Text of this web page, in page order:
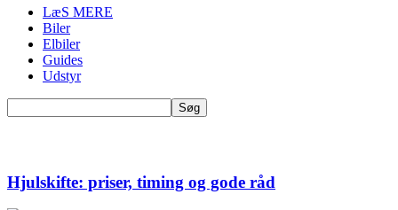
LæS MERE
Biler
Elbiler
Guides
Udstyr
Hjulskifte: priser, timing og gode råd